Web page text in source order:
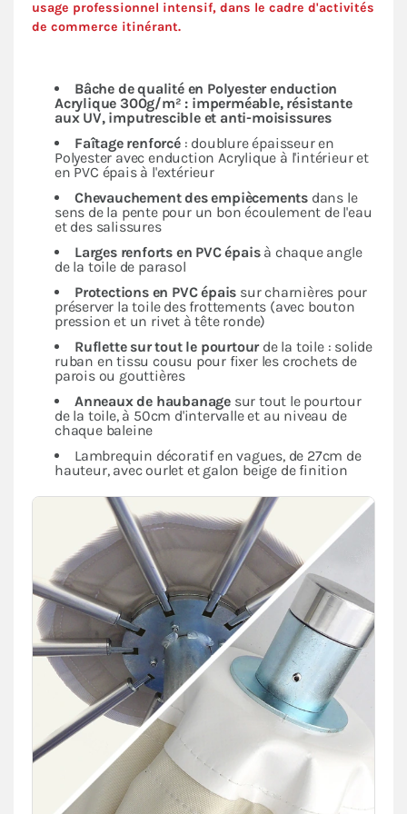
usage professionnel intensif, dans le cadre d'activités
de commerce itinérant.
Bâche de qualité en Polyester enduction
Acrylique 300g/m² : imperméable, résistante
aux UV, imputrescible et anti-moisissures
Faîtage renforcé: doublure épaisseur en
Polyester avec enduction Acrylique à l'intérieur et
en PVC épais à l'extérieur
Chevauchement des empiècements dans le
sens de la pente pour un bon écoulement de l'eau
et des salissures
Larges renforts en PVC épaisà chaque angle
de la toile de parasol
Protections en PVC épais sur charnières pour
préserver la toile des frottements (avec bouton
pression et un rivet à tête ronde)
Ruflette sur tout le pourtour de la toile : solide
ruban en tissu cousu pour fixer les crochets de
parois ou gouttières
Anneaux de haubanage sur tout le pourtour
de la toile, à 50cm d'intervalle et au niveau de
chaque baleine
Lambrequin décoratif en vagues, de 27cm de
hauteur, avec ourlet et galon beige de finition